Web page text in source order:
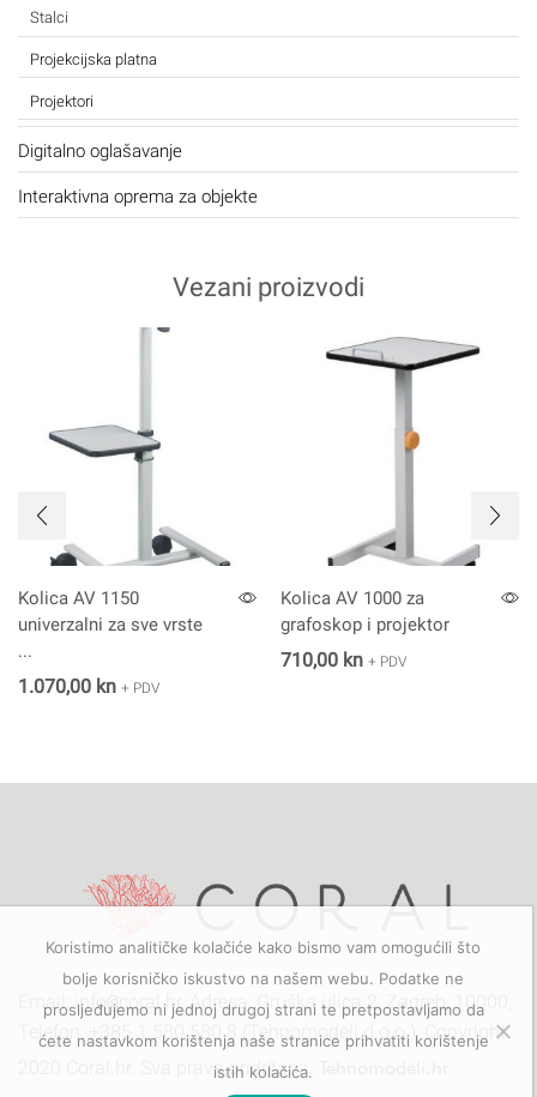
Stalci
Projekcijska platna
Projektori
Digitalno oglašavanje
Interaktivna oprema za objekte
Vezani proizvodi
Kolica AV 1150
univerzalni za sve vrste
...
1.070,00 kn + PDV
Kolica AV 1000 za
grafoskop i projektor
710,00 kn + PDV
Email: info@coral.hr, Adresa: Gruška ulica 2, Zagreb, 10000,
Telefon: +385 1 580 580 8 (Tehnomodeli d.o.o.), Copyright
2020 Coral.hr. Sva prava pridržana.
Koristimo analitičke kolačiće kako bismo vam omogućili što
bolje korisničko iskustvo na našem webu. Podatke ne
prosljeđujemo ni jednoj drugoj strani te pretpostavljamo da
ćete nastavkom korištenja naše stranice prihvatiti korištenje
istih kolačića.